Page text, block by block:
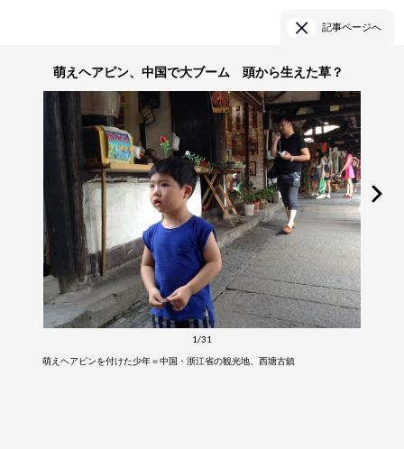
記事ページへ
萌えヘアピン、中国で大ブーム 頭から生えた草？
1/31
萌えヘアピンを付けた少年＝中国・浙江省の観光地、西塘古鎮